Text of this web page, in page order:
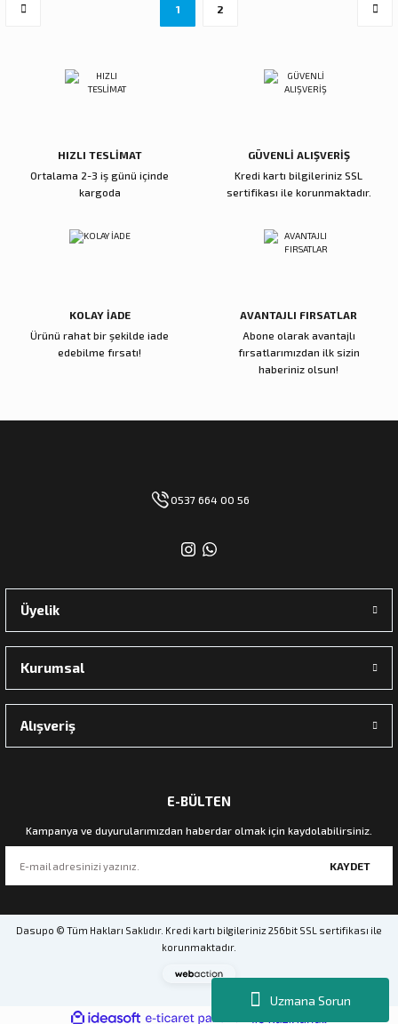
Uzmana Sorun
1 2
HIZLI TESLİMAT
Ortalama 2-3 iş günü içinde
kargoda
GÜVENLİ ALIŞVERİŞ
Kredi kartı bilgileriniz SSL
sertifikası ile korunmaktadır.
KOLAY İADE
Ürünü rahat bir şekilde iade
edebilme fırsatı!
AVANTAJLI FIRSATLAR
Abone olarak avantajlı
fırsatlarımızdan ilk sizin
haberiniz olsun!
0537 664 00 56
Üyelik
Kurumsal
Alışveriş
E-BÜLTEN
Kampanya ve duyurularımızdan haberdar olmak için kaydolabilirsiniz.
KAYDET
Dasupo © Tüm Hakları Saklıdır. Kredi kartı bilgileriniz 256bit SSL sertifikası ile
korunmaktadır.
Webaction
E-
ideasoft